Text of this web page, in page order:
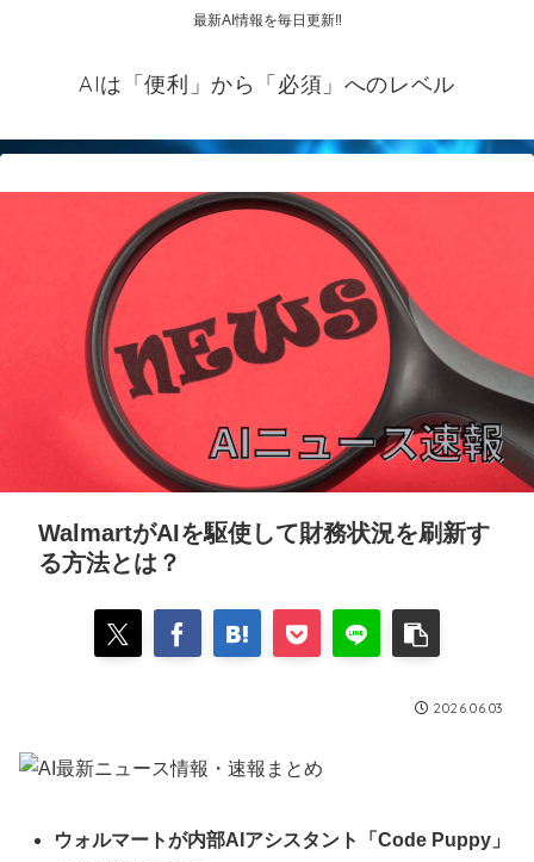
最新AI情報を毎日更新‼
AIは「便利」から「必須」へのレベル
WalmartがAIを駆使して財務状況を刷新す
る方法とは？
2026.06.03
ウォルマートが内部AIアシスタント「Code Puppy」